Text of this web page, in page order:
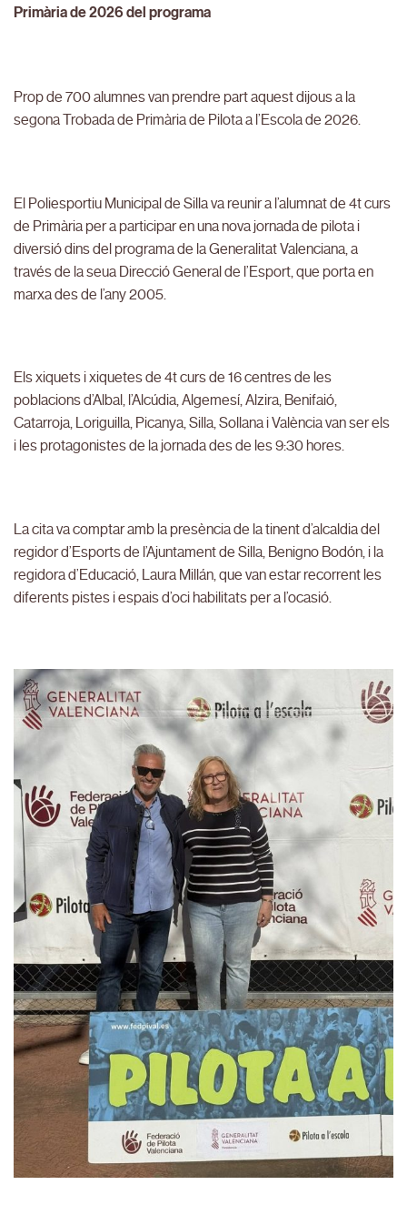
Primària de 2026 del programa
Prop de 700 alumnes van prendre part aquest dijous a la
segona Trobada de Primària de Pilota a l’Escola de 2026.
El Poliesportiu Municipal de Silla va reunir a l’alumnat de 4t curs
de Primària per a participar en una nova jornada de pilota i
diversió dins del programa de la Generalitat Valenciana, a
través de la seua Direcció General de l’Esport, que porta en
marxa des de l’any 2005.
Els xiquets i xiquetes de 4t curs de 16 centres de les
poblacions d’Albal, l’Alcúdia, Algemesí, Alzira, Benifaió,
Catarroja, Loriguilla, Picanya, Silla, Sollana i València van ser els
i les protagonistes de la jornada des de les 9:30 hores.
La cita va comptar amb la presència de la tinent d’alcaldia del
regidor d’Esports de l’Ajuntament de Silla, Benigno Bodón, i la
regidora d’Educació, Laura Millán, que van estar recorrent les
diferents pistes i espais d’oci habilitats per a l’ocasió.